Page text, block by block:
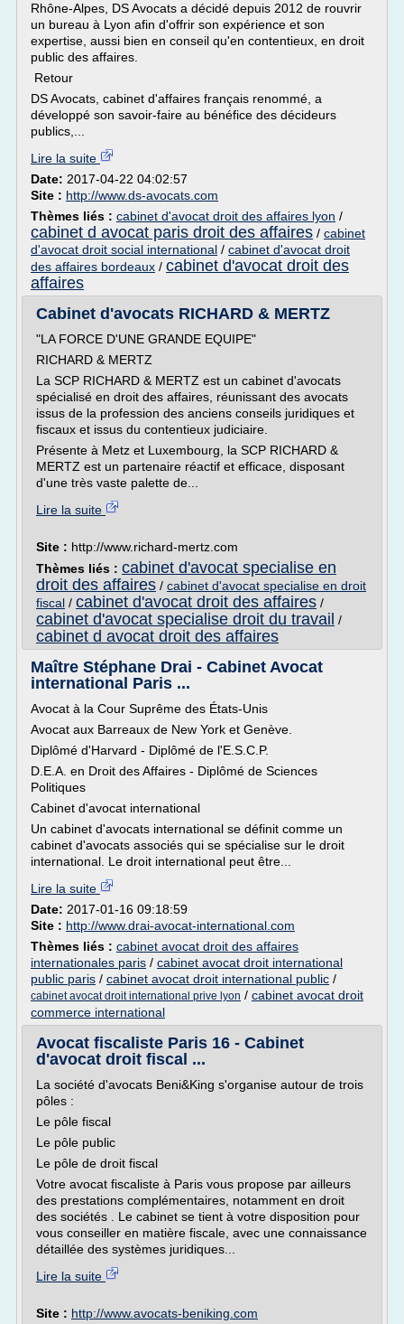
Rhône-Alpes, DS Avocats a décidé depuis 2012 de rouvrir
un bureau à Lyon afin d'offrir son expérience et son
expertise, aussi bien en conseil qu'en contentieux, en droit
public des affaires.
Retour
DS Avocats, cabinet d'affaires français renommé, a
développé son savoir-faire au bénéfice des décideurs
publics,...
Lire la suite
Date: 2017-04-22 04:02:57
Site : http://www.ds-avocats.com
Thèmes liés : cabinet d'avocat droit des affaires lyon /
cabinet d avocat paris droit des affaires / cabinet
d'avocat droit social international / cabinet d'avocat droit
des affaires bordeaux / cabinet d'avocat droit des
affaires
Cabinet d'avocats RICHARD & MERTZ
"LA FORCE D'UNE GRANDE EQUIPE"
RICHARD & MERTZ
La SCP RICHARD & MERTZ est un cabinet d'avocats
spécialisé en droit des affaires, réunissant des avocats
issus de la profession des anciens conseils juridiques et
fiscaux et issus du contentieux judiciaire.
Présente à Metz et Luxembourg, la SCP RICHARD &
MERTZ est un partenaire réactif et efficace, disposant
d'une très vaste palette de...
Lire la suite
Site : http://www.richard-mertz.com
Thèmes liés : cabinet d'avocat specialise en
droit des affaires / cabinet d'avocat specialise en droit
fiscal / cabinet d'avocat droit des affaires /
cabinet d'avocat specialise droit du travail /
cabinet d avocat droit des affaires
Maître Stéphane Drai - Cabinet Avocat
international Paris ...
Avocat à la Cour Suprême des États-Unis
Avocat aux Barreaux de New York et Genève.
Diplômé d'Harvard - Diplômé de l'E.S.C.P.
D.E.A. en Droit des Affaires - Diplômé de Sciences
Politiques
Cabinet d'avocat international
Un cabinet d'avocats international se définit comme un
cabinet d'avocats associés qui se spécialise sur le droit
international. Le droit international peut être...
Lire la suite
Date: 2017-01-16 09:18:59
Site : http://www.drai-avocat-international.com
Thèmes liés : cabinet avocat droit des affaires
internationales paris / cabinet avocat droit international
public paris / cabinet avocat droit international public /
cabinet avocat droit international prive lyon / cabinet avocat droit
commerce international
Avocat fiscaliste Paris 16 - Cabinet
d'avocat droit fiscal ...
La société d'avocats Beni&King s'organise autour de trois
pôles :
Le pôle fiscal
Le pôle public
Le pôle de droit fiscal
Votre avocat fiscaliste à Paris vous propose par ailleurs
des prestations complémentaires, notamment en droit
des sociétés . Le cabinet se tient à votre disposition pour
vous conseiller en matière fiscale, avec une connaissance
détaillée des systèmes juridiques...
Lire la suite
Site : http://www.avocats-beniking.com